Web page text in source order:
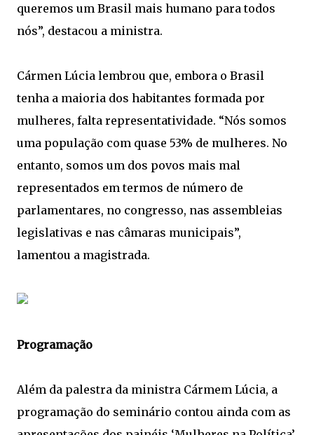
queremos um Brasil mais humano para todos
nós”, destacou a ministra.
Cármen Lúcia lembrou que, embora o Brasil
tenha a maioria dos habitantes formada por
mulheres, falta representatividade. “Nós somos
uma população com quase 53% de mulheres. No
entanto, somos um dos povos mais mal
representados em termos de número de
parlamentares, no congresso, nas assembleias
legislativas e nas câmaras municipais”,
lamentou a magistrada.
Programação
Além da palestra da ministra Cármem Lúcia, a
programação do seminário contou ainda com as